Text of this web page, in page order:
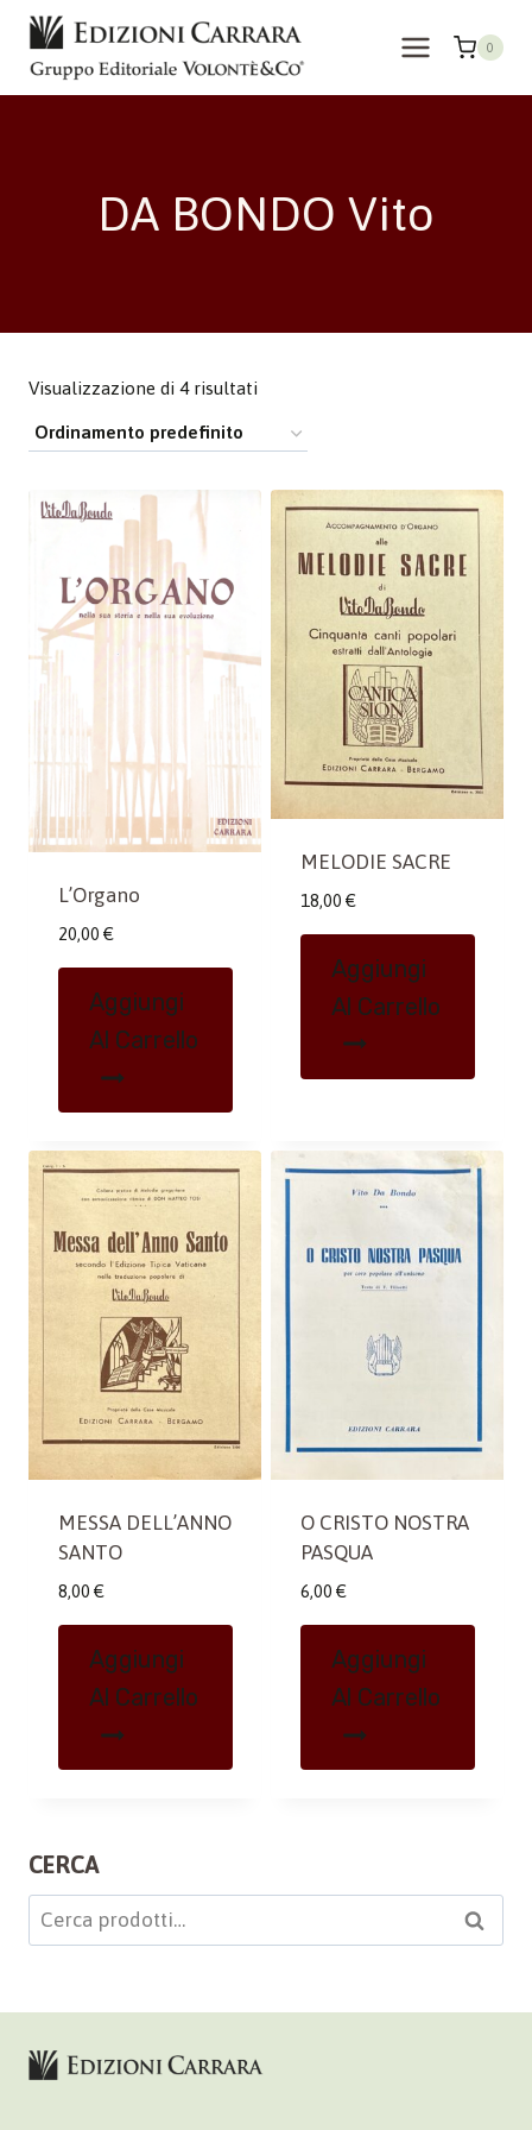
Salta
contenuto
0
DA BONDO Vito
Visualizzazione di 4 risultati
L’Organo
20,00 €
Aggiungi
Al Carrello
MELODIE SACRE
18,00 €
Aggiungi
Al Carrello
MESSA DELL’ANNO
SANTO
8,00 €
Aggiungi
Al Carrello
O CRISTO NOSTRA
PASQUA
6,00 €
Aggiungi
Al Carrello
CERCA
Cerca: Cerca